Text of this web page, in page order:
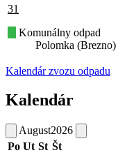
31
Komunálny odpad
Polomka (Brezno)
Kalendár zvozu odpadu
Kalendár
August2026
Po Ut St Št